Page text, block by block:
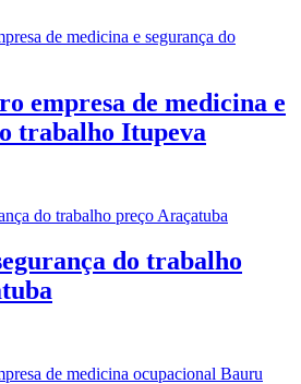
empresa de medicina e
trabalho Itupeva
do trabalho